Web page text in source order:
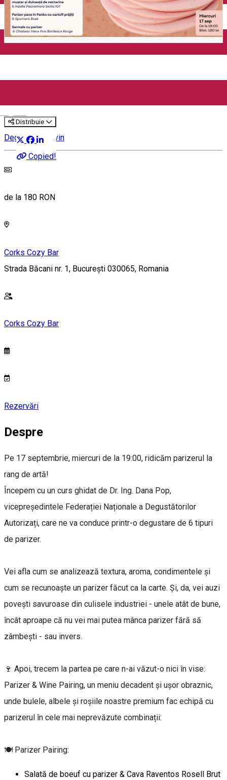
de Degustare + Wine &
Distribuie
Copied!
Degustare de vin
de la 180 RON
Corks Cozy Bar
Strada Băcani nr. 1, București 030065, Romania
Corks Cozy Bar
Rezervări
Despre
Pe 17 septembrie, miercuri de la 19:00, ridicăm parizerul la
rang de artă!
Începem cu un curs ghidat de Dr. Ing. Dana Pop,
vicepreședintele Federației Naționale a Degustătorilor
Autorizați, care ne va conduce printr-o degustare de 6 tipuri
de parizer.
Vei afla cum se analizează textura, aroma, condimentele și
cum se recunoaște un parizer făcut ca la carte. Și, da, vei auzi
povești savuroase din culisele industriei - unele atât de bune,
încât aproape că nu vei mai putea mânca parizer fără să
zâmbești - sau invers.
🍷 Apoi, trecem la partea pe care n-ai văzut-o nici în vise:
Parizer & Wine Pairing, un meniu decadent și ușor obraznic,
unde bulele, albele și roșiile noastre premium fac echipă cu
parizerul în cele mai neprevăzute combinații:
🍽 Parizer Pairing:
Salată de boeuf cu parizer & Cava Raventos Rosell Brut